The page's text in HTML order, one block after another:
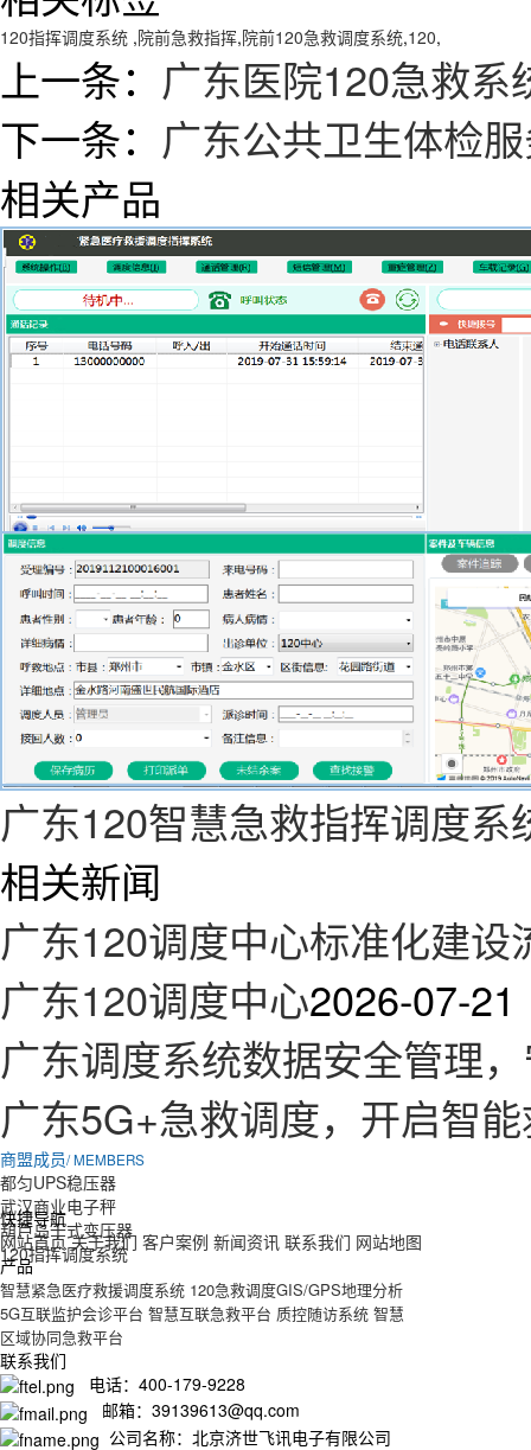
120指挥调度系统 ,院前急救指挥,院前120急救调度系统,120,
上一条： 广东医院120急救系
下一条： 广东公共卫生体检
相关产品
广东120智慧急救指挥调度系
相关新闻
广东120调度中心标准化建
广东120调度中心2026-07-21
广东调度系统数据安全管理
广东5G+急救调度，开启智
商盟成员/ MEMBERS
都匀UPS稳压器
武汉商业电子秤
葫芦岛干式变压器
120指挥调度系统
快捷导航
网站首页 关于我们 客户案例 新闻资讯 联系我们 网站地图
产品
智慧紧急医疗救援调度系统 120急救调度GIS/GPS地理分析
5G互联监护会诊平台 智慧互联急救平台 质控随访系统 智慧
区域协同急救平台
联系我们
电话：400-179-9228
邮箱：39139613@qq.com
公司名称：北京济世飞讯电子有限公司